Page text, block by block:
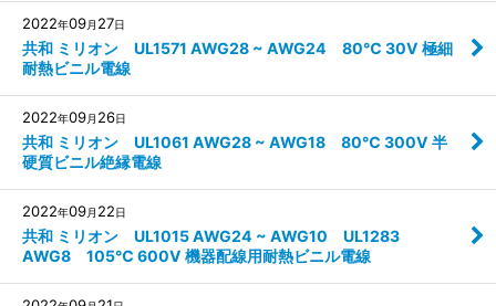
2022年09月 27日
共和 ミリオン UL1571 AWG28 ~ AWG24 80℃ 30V 極細
耐熱ビニル電線
2022年09月 26日
共和 ミリオン UL1061 AWG28 ~ AWG18 80℃ 300V 半
硬質ビニル絶縁電線
2022年09月 22日
共和 ミリオン UL1015 AWG24 ~ AWG10 UL1283
AWG8 105℃ 600V 機器配線用耐熱ビニル電線